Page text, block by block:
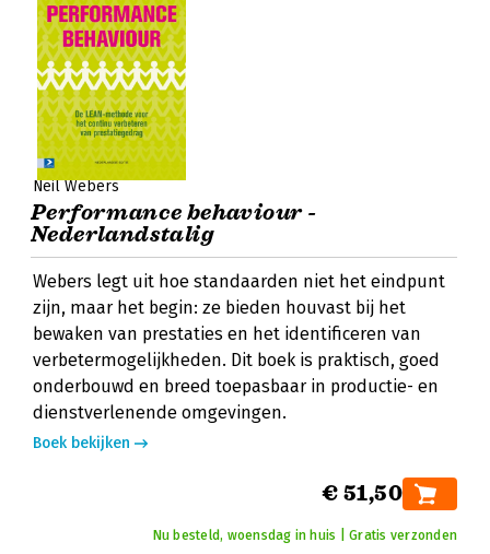
Neil Webers
Performance behaviour -
Nederlandstalig
Webers legt uit hoe standaarden niet het eindpunt
zijn, maar het begin: ze bieden houvast bij het
bewaken van prestaties en het identificeren van
verbetermogelijkheden. Dit boek is praktisch, goed
onderbouwd en breed toepasbaar in productie- en
dienstverlenende omgevingen.
Boek bekijken
€ 51,50
Nu besteld, woensdag in huis | Gratis verzonden